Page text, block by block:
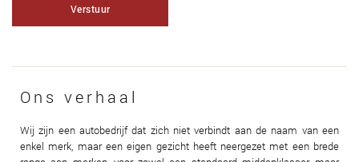
Verstuur
Ons verhaal
Wij zijn een autobedrijf dat zich niet verbindt aan de naam van een
enkel merk, maar een eigen gezicht heeft neergezet met een brede